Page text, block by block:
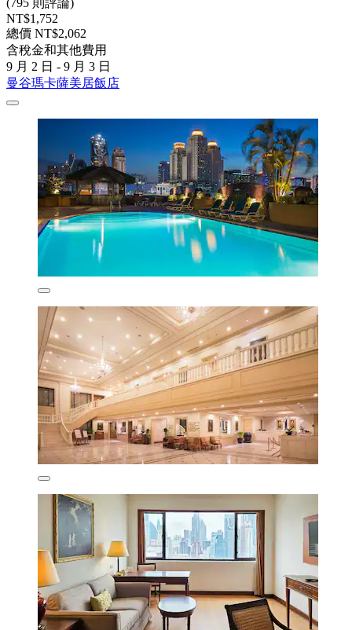
(795 則評論)
NT$1,752
總價 NT$2,062
含稅金和其他費用
9 月 2 日 - 9 月 3 日
曼谷瑪卡薩美居飯店